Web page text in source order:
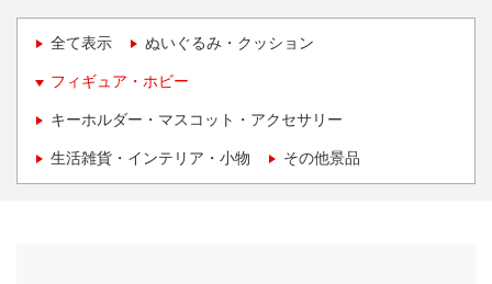
全て表示 ぬいぐるみ・クッション
フィギュア・ホビー
キーホルダー・マスコット・アクセサリー
生活雑貨・インテリア・小物 その他景品